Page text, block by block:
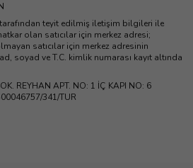
tarafından teyit edilmiş iletişim bilgileri ile
olan satıcılar için merkez adresi;
satıcılar için merkez adresinin
soyad ve T.C. kimlik numarası kayıt altında
REYHAN APT. NO: 1 İÇ KAPI NO: 6
341/TUR